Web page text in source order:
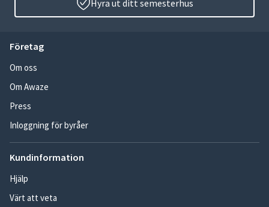
Hyra ut ditt semesterhus
Företag
Om oss
Om Awaze
Press
Inloggning för byråer
Kundinformation
Hjälp
Värt att veta